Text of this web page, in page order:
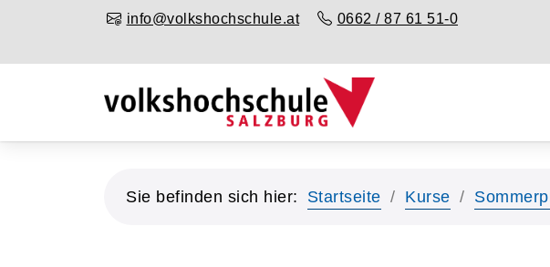
info@volkshochschule.at 0662 / 87 61 51-0
Sie befinden sich hier: Startseite Kurse